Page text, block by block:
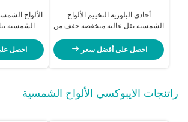
أحادي البلورية التخييم الألواح
الشمسية نقل عالية منخفضة خفف من
احصل على أفضل سعر
الألواح
الشمسية
احصل
راتنجات الايبوكسي الألواح الشمسية